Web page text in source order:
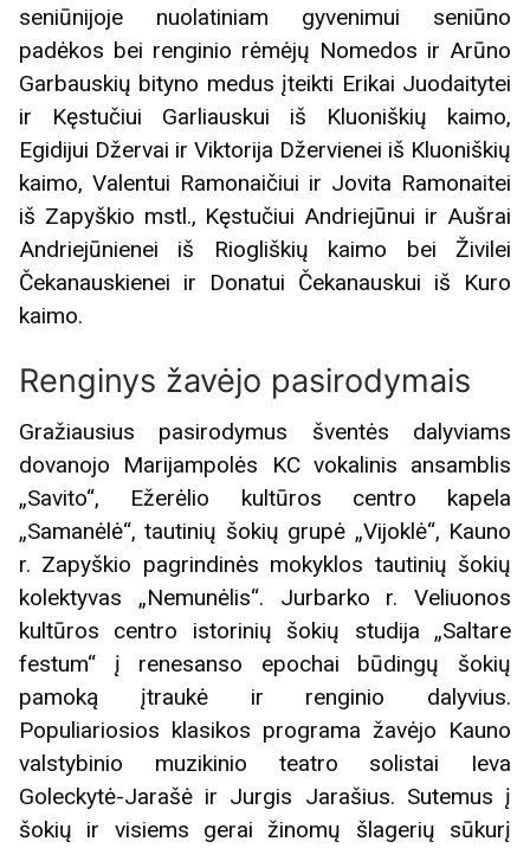
seniūnijoje nuolatiniam gyvenimui seniūno
padėkos bei renginio rėmėjų Nomedos ir Arūno
Garbauskių bityno medus įteikti Erikai Juodaitytei
ir Kęstučiui Garliauskui iš Kluoniškių kaimo,
Egidijui Džervai ir Viktorija Džervienei iš Kluoniškių
kaimo, Valentui Ramonaičiui ir Jovita Ramonaitei
iš Zapyškio mstl., Kęstučiui Andriejūnui ir Aušrai
Andriejūnienei iš Riogliškių kaimo bei Živilei
Čekanauskienei ir Donatui Čekanauskui iš Kuro
kaimo.
Renginys žavėjo pasirodymais
Gražiausius pasirodymus šventės dalyviams
dovanojo Marijampolės KC vokalinis ansamblis
„Savito“, Ežerėlio kultūros centro kapela
„Samanėlė“, tautinių šokių grupė „Vijoklė“, Kauno
r. Zapyškio pagrindinės mokyklos tautinių šokių
kolektyvas „Nemunėlis“. Jurbarko r. Veliuonos
kultūros centro istorinių šokių studija „Saltare
festum“ į renesanso epochai būdingų šokių
pamoką įtraukė ir renginio dalyvius.
Populiariosios klasikos programa žavėjo Kauno
valstybinio muzikinio teatro solistai Ieva
Goleckytė-Jarašė ir Jurgis Jarašius. Sutemus į
šokių ir visiems gerai žinomų šlagerių sūkurį